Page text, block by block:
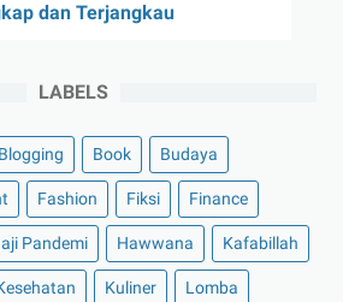
dan Terjangkau
LABELS
Blogging Book Budaya
Fashion Fiksi Finance
Pandemi Hawwana Kafabillah
Kuliner Lomba